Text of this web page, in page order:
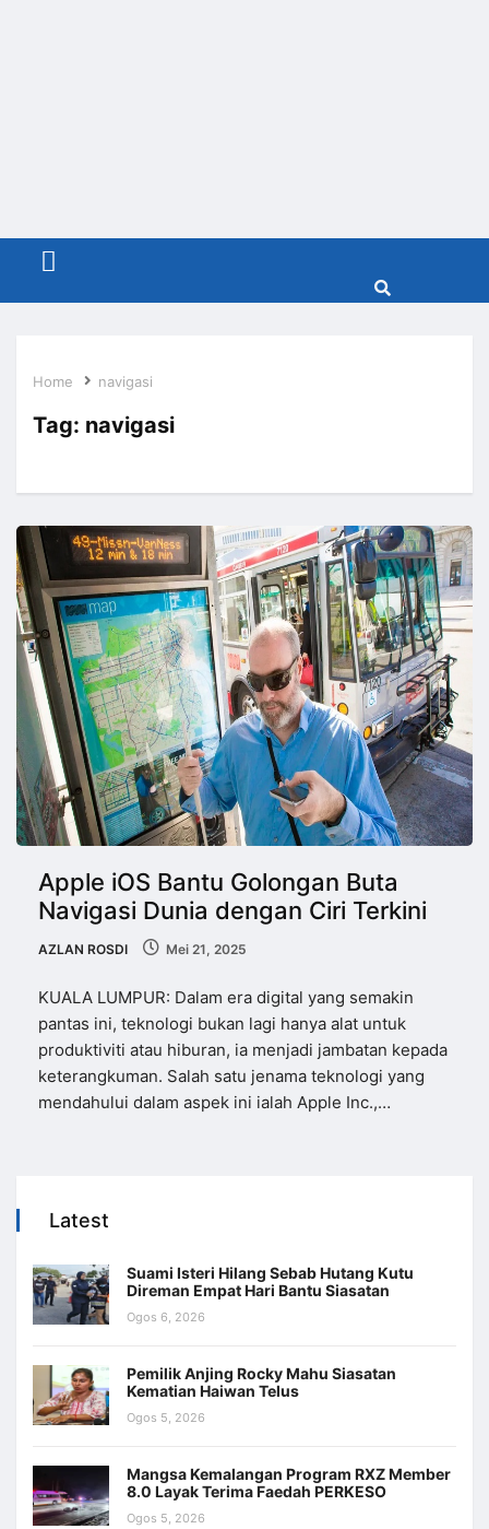
Menu
Home navigasi
Tag: navigasi
Apple iOS Bantu Golongan Buta
Navigasi Dunia dengan Ciri Terkini
AZLAN ROSDI Mei 21, 2025
KUALA LUMPUR: Dalam era digital yang semakin
pantas ini, teknologi bukan lagi hanya alat untuk
produktiviti atau hiburan, ia menjadi jambatan kepada
keterangkuman. Salah satu jenama teknologi yang
mendahului dalam aspek ini ialah Apple Inc.,…
Latest
Suami Isteri Hilang Sebab Hutang Kutu
Direman Empat Hari Bantu Siasatan
Ogos 6, 2026
Pemilik Anjing Rocky Mahu Siasatan
Kematian Haiwan Telus
Ogos 5, 2026
Mangsa Kemalangan Program RXZ Member
8.0 Layak Terima Faedah PERKESO
Ogos 5, 2026